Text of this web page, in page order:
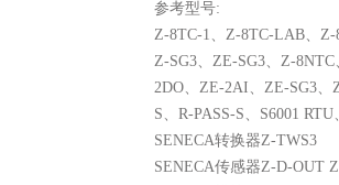
参考型号:
Z-8TC-1 、 Z-8TC-LAB、 Z-
Z-SG3、 ZE-SG3、 Z-8NTC
2DO、 ZE-2AI 、 ZE-SG3、
S 、 R-PASS-S 、 S6001 RTU
SENECA转换器Z-TWS3
SENECA传感器Z-D-OUT